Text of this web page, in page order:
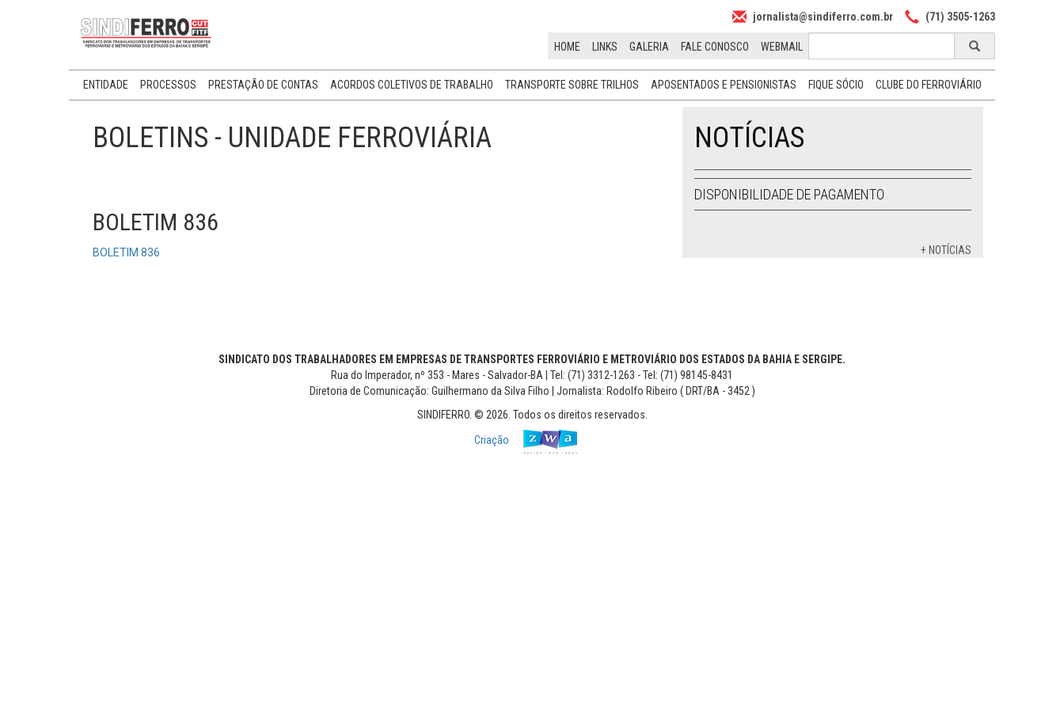
jornalista@sindiferro.com.br (71) 3505-1263
HOME LINKS GALERIA FALE CONOSCO WEBMAIL
ENTIDADE PROCESSOS PRESTAÇÃO DE CONTAS ACORDOS COLETIVOS DE TRABALHO TRANSPORTE SOBRE TRILHOS APOSENTADOS E PENSIONISTAS FIQUE SÓCIO CLUBE DO FERROVIÁRIO
BOLETINS - UNIDADE FERROVIÁRIA
BOLETIM 836
BOLETIM 836
NOTÍCIAS
DISPONIBILIDADE DE PAGAMENTO
+ NOTÍCIAS
SINDICATO DOS TRABALHADORES EM EMPRESAS DE TRANSPORTES FERROVIÁRIO E METROVIÁRIO DOS ESTADOS DA BAHIA E SERGIPE.
Rua do Imperador, nº 353 - Mares - Salvador-BA | Tel: (71) 3312-1263 - Tel: (71) 98145-8431
Diretoria de Comunicação: Guilhermano da Silva Filho | Jornalista: Rodolfo Ribeiro ( DRT/BA - 3452 )
SINDIFERRO. © 2026. Todos os direitos reservados.
Criação